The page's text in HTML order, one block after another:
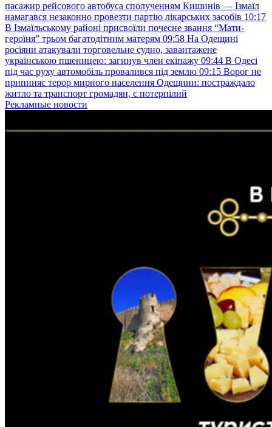
пасажир рейсового автобуса сполученням Кишинів — Ізмаїл
намагався незаконно провезти партію лікарських засобів 10:17
В Ізмаїльському районі присвоїли почесне звання “Мати-
героїня” трьом багатодітним матерям 09:58 На Одещині
росіяни атакували торговельне судно, завантажене
українською пшеницею: загинув член екіпажу 09:44 В Одесі
під час руху автомобіль провалився під землю 09:15 Ворог не
припиняє терор мирного населення Одещини: постраждало
житло та транспорт громадян, є потерпілий
Рекламные новости